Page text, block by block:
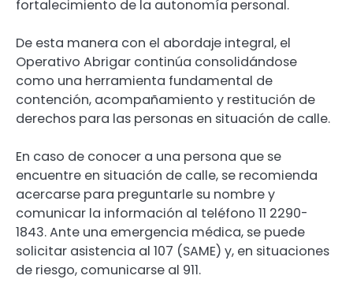
fortalecimiento de la autonomía personal.
De esta manera con el abordaje integral, el
Operativo Abrigar continúa consolidándose
como una herramienta fundamental de
contención, acompañamiento y restitución de
derechos para las personas en situación de calle.
En caso de conocer a una persona que se
encuentre en situación de calle, se recomienda
acercarse para preguntarle su nombre y
comunicar la información al teléfono 11 2290-
1843. Ante una emergencia médica, se puede
solicitar asistencia al 107 (SAME) y, en situaciones
de riesgo, comunicarse al 911.